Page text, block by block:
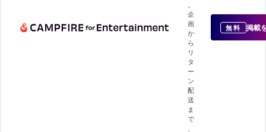
企
画
か
ら
リ
タ
ー
ン
配
送
ま
で
無料 掲載